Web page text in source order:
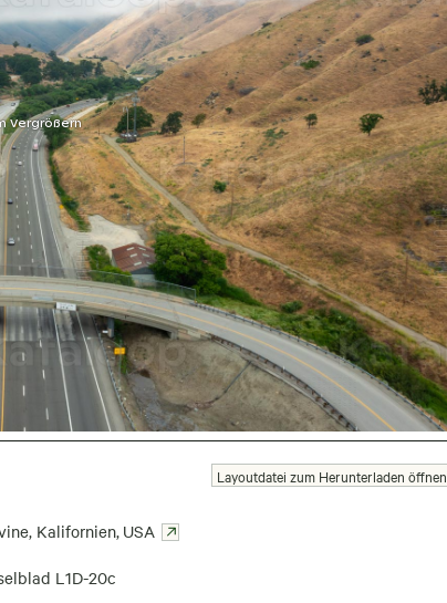
Vergrößern
Kalifornien, USA
L1D-20c
Layoutdatei zum Herunterladen öffnen